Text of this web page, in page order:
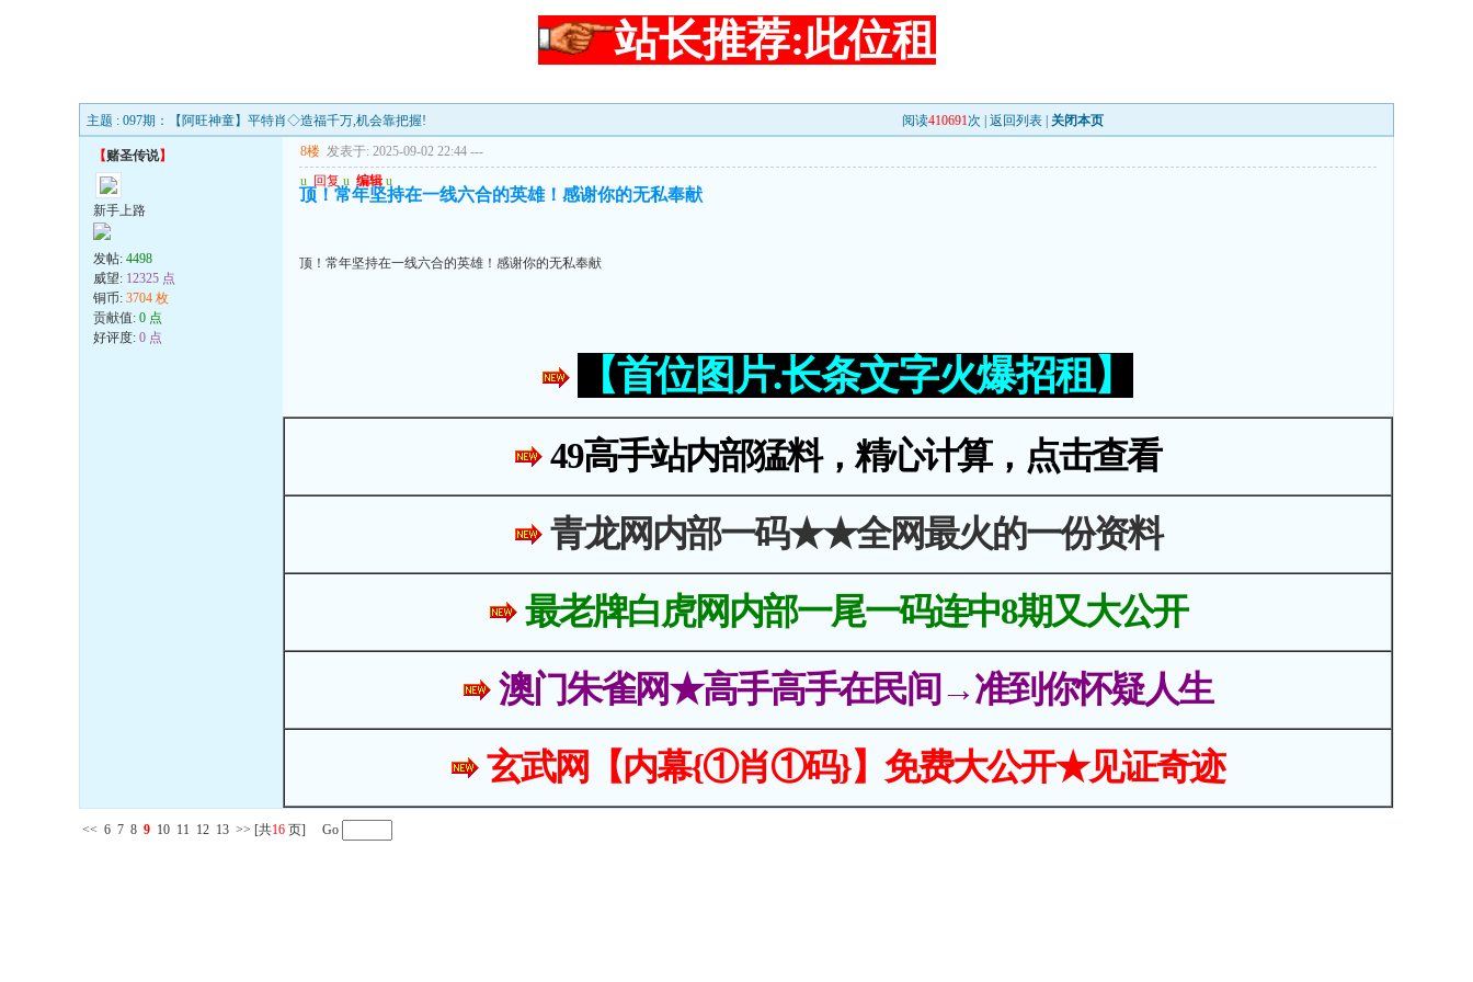
站长推荐:此位租
主题 : 097期：【阿旺神童】平特肖◇造福千万,机会靠把握! 阅读410691次 | 返回列表 关闭本页
【赌圣传说】
新手上路
发帖: 4498
威望: 12325 点
铜币: 3704 枚
贡献值: 0 点
好评度: 0 点
8楼 发表于: 2025-09-02 22:44 ---
u 回复 u 编辑 u
顶！常年坚持在一线六合的英雄！感谢你的无私奉献
顶！常年坚持在一线六合的英雄！感谢你的无私奉献
【首位图片.长条文字火爆招租】
49高手站内部猛料，精心计算，点击查看
青龙网内部一码★★全网最火的一份资料
最老牌白虎网内部一尾一码连中8期又大公开
澳门朱雀网★高手高手在民间→准到你怀疑人生
玄武网【内幕{①肖①码}】免费大公开★见证奇迹
<< 6 7 8 9 10 11 12 13 >> [共16 页] Go